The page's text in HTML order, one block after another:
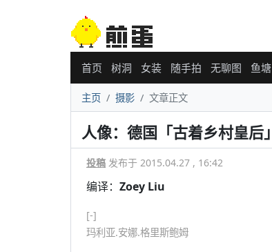
首页 树洞 女装 随手拍 无聊图 鱼塘
主页 摄影 文章正文
人像：德国「古着乡村皇后」
投稿 发布于 2015.04.27 , 16:42
编译： Zoey Liu
[-]
玛利亚.安娜.格里斯鲍姆